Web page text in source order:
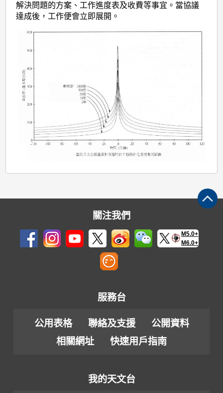
解決問題的方案、工作進度表及收費等事宜。當協議
達成後，工作便會立即展開。
關注我們
M5.0+
M6.0+
服務台
公用表格 聯絡及支援
公開資料
相關網址
快速用戶指南
我的天文台